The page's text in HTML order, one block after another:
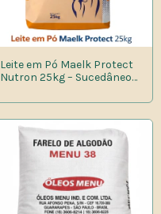
Leite em Pó Maelk Protect
Nutron 25kg – Sucedâneo